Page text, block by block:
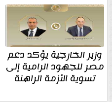
وزير الخارجية يؤكد دعم
مصر للجهود الرامية إلى
تسوية الأزمة الراهنة